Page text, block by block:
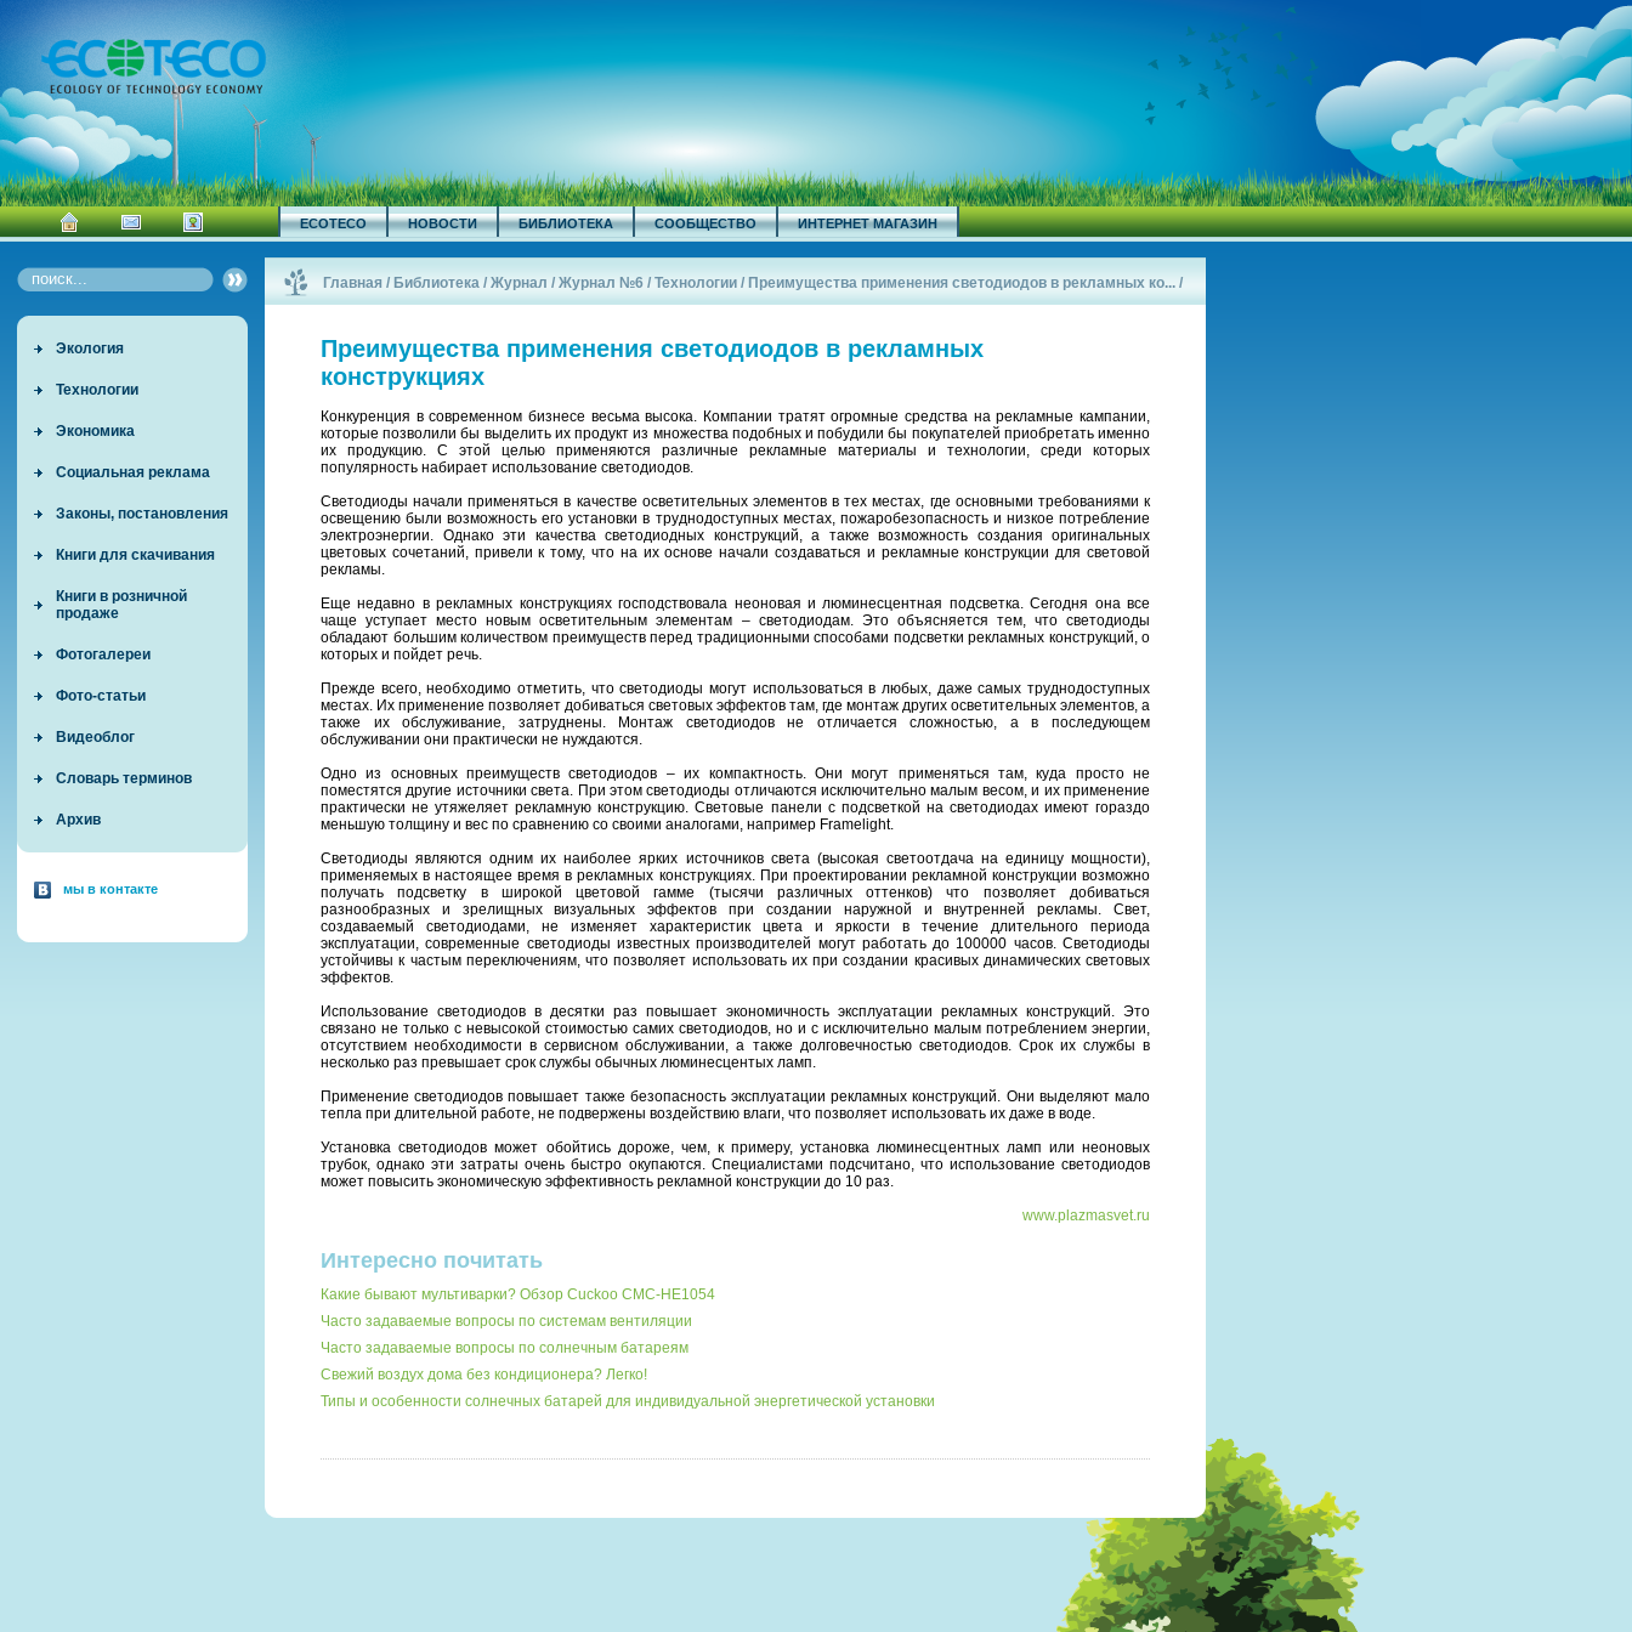
ECOTECO НОВОСТИ БИБЛИОТЕКА СООБЩЕСТВО ИНТЕРНЕТ МАГАЗИН
Экология
Технологии
Экономика
Социальная реклама
Законы, постановления
Книги для скачивания
Книги в розничной
продаже
Фотогалереи
Фото-статьи
Видеоблог
Словарь терминов
Архив
мы в контакте
Главная / Библиотека /Журнал /Журнал №6 /Технологии / Преимущества применения светодиодов в рекламных ко... /
Преимущества применения светодиодов в рекламных
конструкциях
Конкуренция в современном бизнесе весьма высока. Компании тратят огромные средства на рекламные кампании,
которые позволили бы выделить их продукт из множества подобных и побудили бы покупателей приобретать именно
их продукцию. С этой целью применяются различные рекламные материалы и технологии, среди которых
популярность набирает использование светодиодов.
Светодиоды начали применяться в качестве осветительных элементов в тех местах, где основными требованиями к
освещению были возможность его установки в труднодоступных местах, пожаробезопасность и низкое потребление
электроэнергии. Однако эти качества светодиодных конструкций, а также возможность создания оригинальных
цветовых сочетаний, привели к тому, что на их основе начали создаваться и рекламные конструкции для световой
рекламы.
Еще недавно в рекламных конструкциях господствовала неоновая и люминесцентная подсветка. Сегодня она все
чаще уступает место новым осветительным элементам – светодиодам. Это объясняется тем, что светодиоды
обладают большим количеством преимуществ перед традиционными способами подсветки рекламных конструкций, о
которых и пойдет речь.
Прежде всего, необходимо отметить, что светодиоды могут использоваться в любых, даже самых труднодоступных
местах. Их применение позволяет добиваться световых эффектов там, где монтаж других осветительных элементов, а
также их обслуживание, затруднены. Монтаж светодиодов не отличается сложностью, а в последующем
обслуживании они практически не нуждаются.
Одно из основных преимуществ светодиодов – их компактность. Они могут применяться там, куда просто не
поместятся другие источники света. При этом светодиоды отличаются исключительно малым весом, и их применение
практически не утяжеляет рекламную конструкцию. Световые панели с подсветкой на светодиодах имеют гораздо
меньшую толщину и вес по сравнению со своими аналогами, например Framelight.
Светодиоды являются одним их наиболее ярких источников света (высокая светоотдача на единицу мощности),
применяемых в настоящее время в рекламных конструкциях. При проектировании рекламной конструкции возможно
получать подсветку в широкой цветовой гамме (тысячи различных оттенков) что позволяет добиваться
разнообразных и зрелищных визуальных эффектов при создании наружной и внутренней рекламы. Свет,
создаваемый светодиодами, не изменяет характеристик цвета и яркости в течение длительного периода
эксплуатации, современные светодиоды известных производителей могут работать до 100000 часов. Светодиоды
устойчивы к частым переключениям, что позволяет использовать их при создании красивых динамических световых
эффектов.
Использование светодиодов в десятки раз повышает экономичность эксплуатации рекламных конструкций. Это
связано не только с невысокой стоимостью самих светодиодов, но и с исключительно малым потреблением энергии,
отсутствием необходимости в сервисном обслуживании, а также долговечностью светодиодов. Срок их службы в
несколько раз превышает срок службы обычных люминесцентых ламп.
Применение светодиодов повышает также безопасность эксплуатации рекламных конструкций. Они выделяют мало
тепла при длительной работе, не подвержены воздействию влаги, что позволяет использовать их даже в воде.
Установка светодиодов может обойтись дороже, чем, к примеру, установка люминесцентных ламп или неоновых
трубок, однако эти затраты очень быстро окупаются. Специалистами подсчитано, что использование светодиодов
может повысить экономическую эффективность рекламной конструкции до 10 раз.
www.plazmasvet.ru
Интересно почитать
Какие бывают мультиварки? Обзор Cuckoo CMC-HE1054
Часто задаваемые вопросы по системам вентиляции
Часто задаваемые вопросы по солнечным батареям
Свежий воздух дома без кондиционера? Легко!
Типы и особенности солнечных батарей для индивидуальной энергетической установки